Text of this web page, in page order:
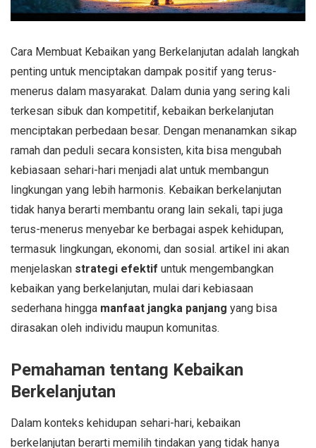
Cara Membuat Kebaikan yang Berkelanjutan adalah langkah
penting untuk menciptakan dampak positif yang terus-
menerus dalam masyarakat. Dalam dunia yang sering kali
terkesan sibuk dan kompetitif, kebaikan berkelanjutan
menciptakan perbedaan besar. Dengan menanamkan sikap
ramah dan peduli secara konsisten, kita bisa mengubah
kebiasaan sehari-hari menjadi alat untuk membangun
lingkungan yang lebih harmonis. Kebaikan berkelanjutan
tidak hanya berarti membantu orang lain sekali, tapi juga
terus-menerus menyebar ke berbagai aspek kehidupan,
termasuk lingkungan, ekonomi, dan sosial. artikel ini akan
menjelaskan strategi efektif untuk mengembangkan
kebaikan yang berkelanjutan, mulai dari kebiasaan
sederhana hingga manfaat jangka panjang yang bisa
dirasakan oleh individu maupun komunitas.
Pemahaman tentang Kebaikan
Berkelanjutan
Dalam konteks kehidupan sehari-hari, kebaikan
berkelanjutan berarti memilih tindakan yang tidak hanya